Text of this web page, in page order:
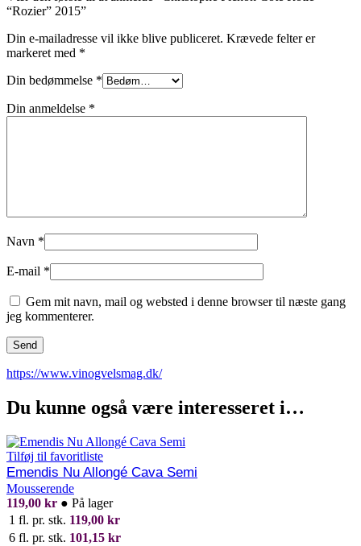
“Rozier” 2015”
Din e-mailadresse vil ikke blive publiceret. Krævede felter er
markeret med *
Din bedømmelse *
Din anmeldelse *
Navn *
E-mail *
Gem mit navn, mail og websted i denne browser til næste gang
jeg kommenterer.
https://www.vinogvelsmag.dk/
Du kunne også være interesseret i…
Tilføj til favoritliste
Emendis Nu Allongé Cava Semi
Mousserende
119,00 kr ● På lager
1 fl. pr. stk. 119,00 kr
6 fl. pr. stk. 101,15 kr